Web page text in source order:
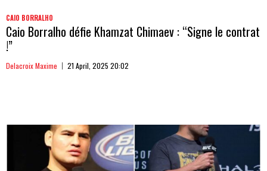
CAIO BORRALHO
Caio Borralho défie Khamzat Chimaev : “Signe le contrat
!”
Delacroix Maxime 21 April, 2025 20:02